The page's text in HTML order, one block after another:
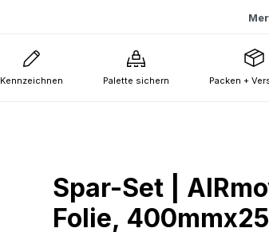
Kennzeichnen Palette sichern Packen +
Spar-Set |
Folie,